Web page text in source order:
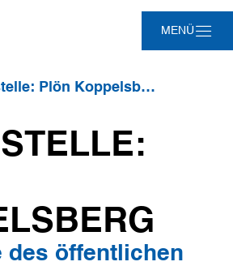
MENÜ
Haltestelle: Plön Koppelsberg
des öffentlichen